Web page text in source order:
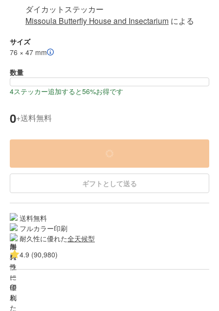
ダイカットステッカー
Missoula Butterfly House and Insectarium による
サイズ
76 × 47 mm
数量
4ステッカー追加すると56%お得です
0+送料無料
ギフトとして送る
送料無料
フルカラー印刷
耐久性に優れた全天候型
4.9 (90,980)